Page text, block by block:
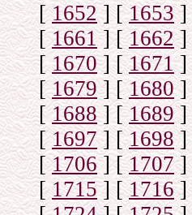
[1652] [1653]
[1661] [1662]
[1670] [1671]
[1679] [1680]
[1688] [1689]
[1697] [1698]
[1706] [1707]
[1715] [1716]